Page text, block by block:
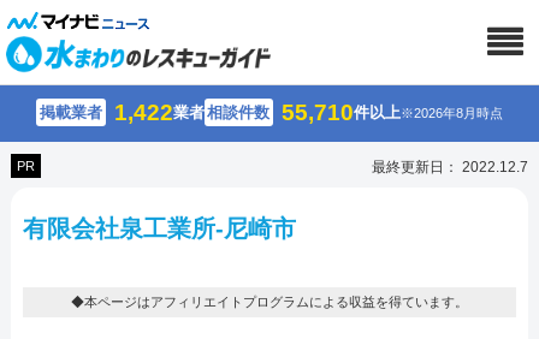
掲載業者 1,422業者相談件数 55,710件以上※2026年8月時点
PR 最終更新日： 2022.12.7
有限会社泉工業所-尼崎市
◆本ページはアフィリエイトプログラムによる収益を得ています。